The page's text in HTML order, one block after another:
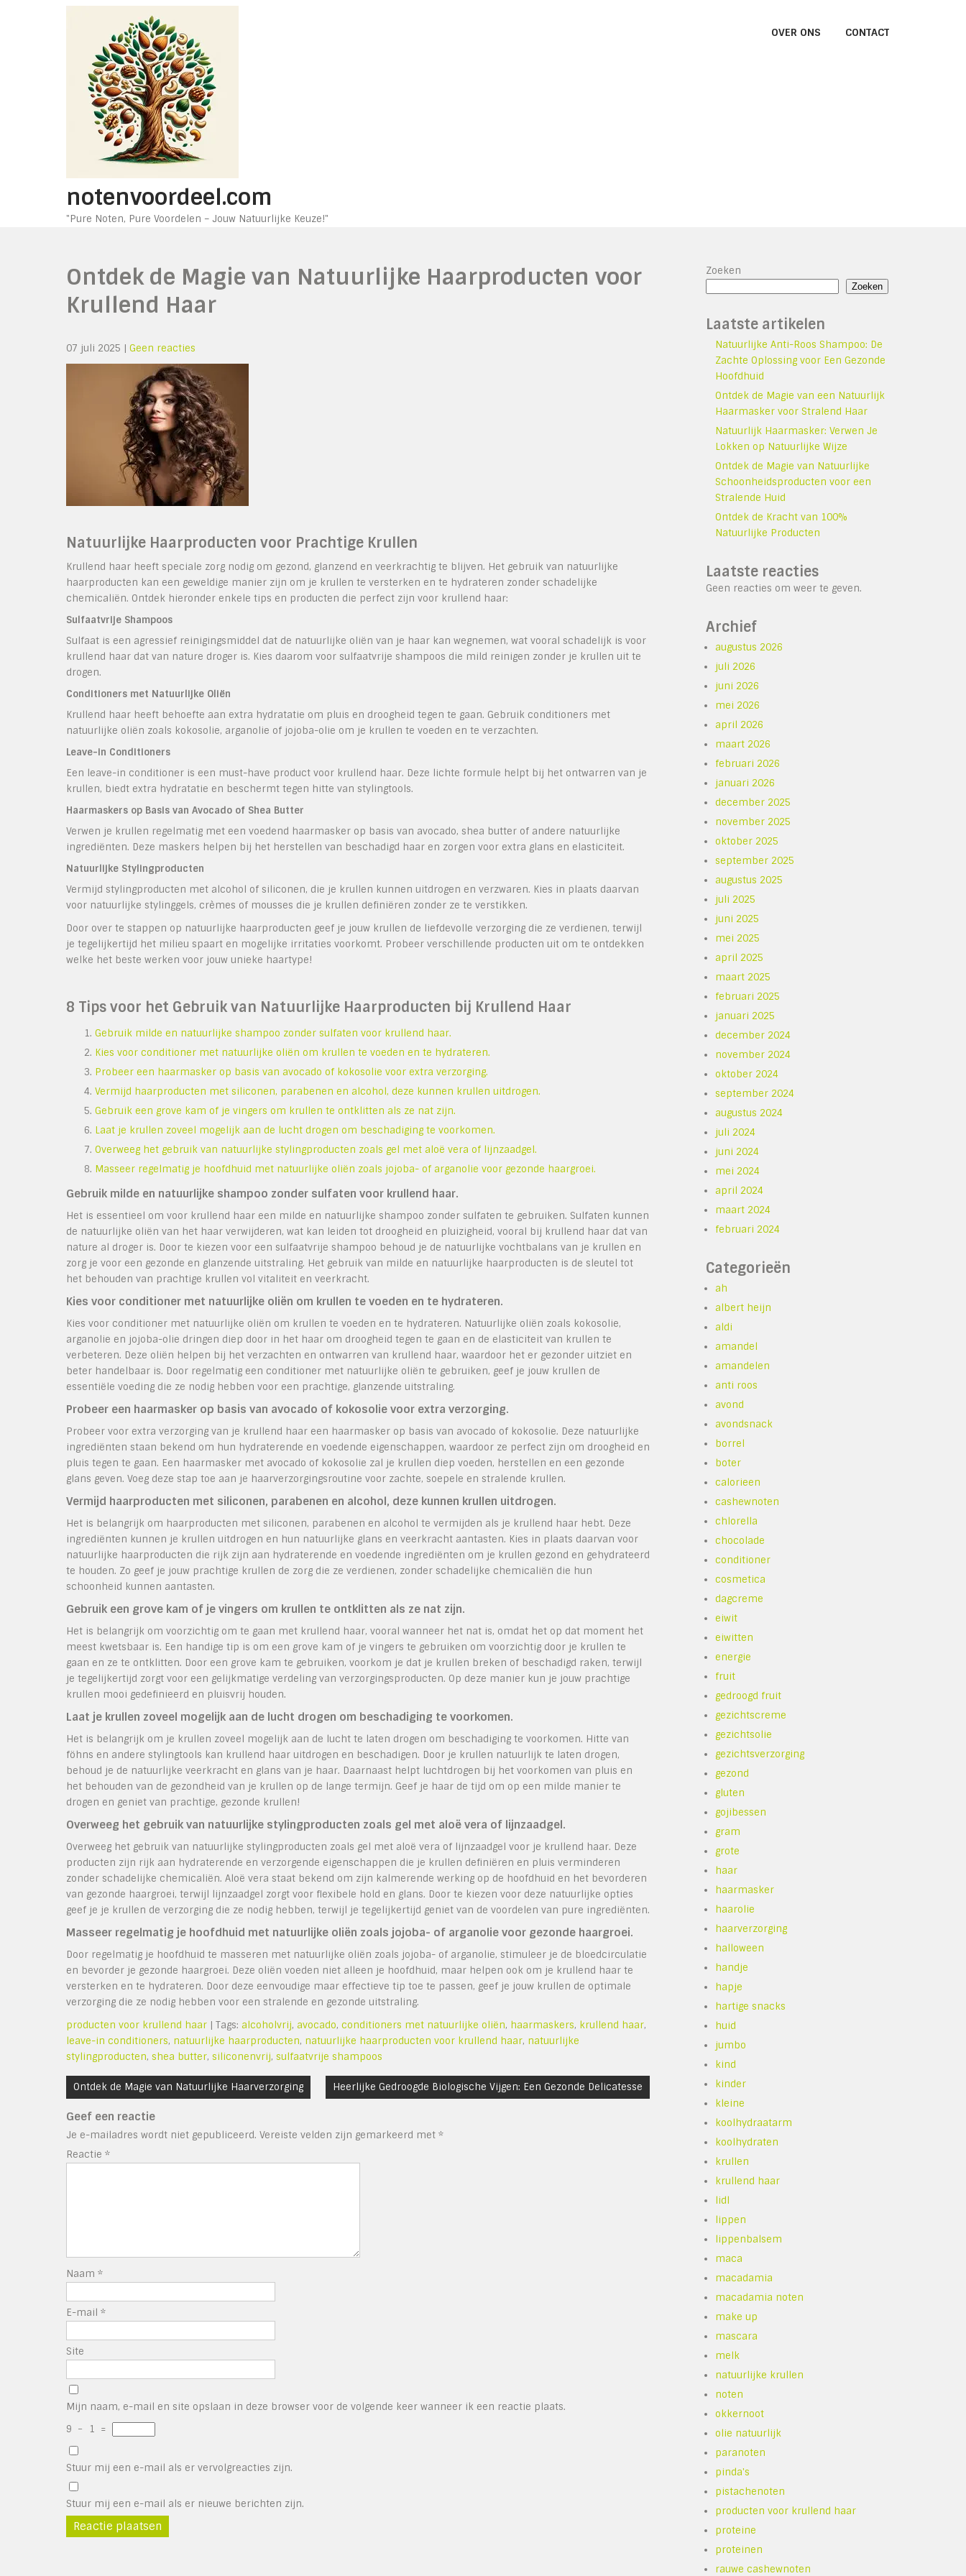
notenvoordeel.com
"Pure Noten, Pure Voordelen – Jouw Natuurlijke Keuze!"
OVER ONS CONTACT
Ontdek de Magie van Natuurlijke Haarproducten voor
Krullend Haar
07 juli 2025 | Geen reacties
Natuurlijke Haarproducten voor Prachtige Krullen
Krullend haar heeft speciale zorg nodig om gezond, glanzend en veerkrachtig te blijven. Het gebruik van natuurlijke
haarproducten kan een geweldige manier zijn om je krullen te versterken en te hydrateren zonder schadelijke
chemicaliën. Ontdek hieronder enkele tips en producten die perfect zijn voor krullend haar:
Sulfaatvrije Shampoos
Sulfaat is een agressief reinigingsmiddel dat de natuurlijke oliën van je haar kan wegnemen, wat vooral schadelijk is voor
krullend haar dat van nature droger is. Kies daarom voor sulfaatvrije shampoos die mild reinigen zonder je krullen uit te
drogen.
Conditioners met Natuurlijke Oliën
Krullend haar heeft behoefte aan extra hydratatie om pluis en droogheid tegen te gaan. Gebruik conditioners met
natuurlijke oliën zoals kokosolie, arganolie of jojoba-olie om je krullen te voeden en te verzachten.
Leave-in Conditioners
Een leave-in conditioner is een must-have product voor krullend haar. Deze lichte formule helpt bij het ontwarren van je
krullen, biedt extra hydratatie en beschermt tegen hitte van stylingtools.
Haarmaskers op Basis van Avocado of Shea Butter
Verwen je krullen regelmatig met een voedend haarmasker op basis van avocado, shea butter of andere natuurlijke
ingrediënten. Deze maskers helpen bij het herstellen van beschadigd haar en zorgen voor extra glans en elasticiteit.
Natuurlijke Stylingproducten
Vermijd stylingproducten met alcohol of siliconen, die je krullen kunnen uitdrogen en verzwaren. Kies in plaats daarvan
voor natuurlijke stylinggels, crèmes of mousses die je krullen definiëren zonder ze te verstikken.
Door over te stappen op natuurlijke haarproducten geef je jouw krullen de liefdevolle verzorging die ze verdienen, terwijl
je tegelijkertijd het milieu spaart en mogelijke irritaties voorkomt. Probeer verschillende producten uit om te ontdekken
welke het beste werken voor jouw unieke haartype!
8 Tips voor het Gebruik van Natuurlijke Haarproducten bij Krullend Haar
Gebruik milde en natuurlijke shampoo zonder sulfaten voor krullend haar.
Kies voor conditioner met natuurlijke oliën om krullen te voeden en te hydrateren.
Probeer een haarmasker op basis van avocado of kokosolie voor extra verzorging.
Vermijd haarproducten met siliconen, parabenen en alcohol, deze kunnen krullen uitdrogen.
Gebruik een grove kam of je vingers om krullen te ontklitten als ze nat zijn.
Laat je krullen zoveel mogelijk aan de lucht drogen om beschadiging te voorkomen.
Overweeg het gebruik van natuurlijke stylingproducten zoals gel met aloë vera of lijnzaadgel.
Masseer regelmatig je hoofdhuid met natuurlijke oliën zoals jojoba- of arganolie voor gezonde haargroei.
Gebruik milde en natuurlijke shampoo zonder sulfaten voor krullend haar.
Het is essentieel om voor krullend haar een milde en natuurlijke shampoo zonder sulfaten te gebruiken. Sulfaten kunnen
de natuurlijke oliën van het haar verwijderen, wat kan leiden tot droogheid en pluizigheid, vooral bij krullend haar dat van
nature al droger is. Door te kiezen voor een sulfaatvrije shampoo behoud je de natuurlijke vochtbalans van je krullen en
zorg je voor een gezonde en glanzende uitstraling. Het gebruik van milde en natuurlijke haarproducten is de sleutel tot
het behouden van prachtige krullen vol vitaliteit en veerkracht.
Kies voor conditioner met natuurlijke oliën om krullen te voeden en te hydrateren.
Kies voor conditioner met natuurlijke oliën om krullen te voeden en te hydrateren. Natuurlijke oliën zoals kokosolie,
arganolie en jojoba-olie dringen diep door in het haar om droogheid tegen te gaan en de elasticiteit van krullen te
verbeteren. Deze oliën helpen bij het verzachten en ontwarren van krullend haar, waardoor het er gezonder uitziet en
beter handelbaar is. Door regelmatig een conditioner met natuurlijke oliën te gebruiken, geef je jouw krullen de
essentiële voeding die ze nodig hebben voor een prachtige, glanzende uitstraling.
Probeer een haarmasker op basis van avocado of kokosolie voor extra verzorging.
Probeer voor extra verzorging van je krullend haar een haarmasker op basis van avocado of kokosolie. Deze natuurlijke
ingrediënten staan bekend om hun hydraterende en voedende eigenschappen, waardoor ze perfect zijn om droogheid en
pluis tegen te gaan. Een haarmasker met avocado of kokosolie zal je krullen diep voeden, herstellen en een gezonde
glans geven. Voeg deze stap toe aan je haarverzorgingsroutine voor zachte, soepele en stralende krullen.
Vermijd haarproducten met siliconen, parabenen en alcohol, deze kunnen krullen uitdrogen.
Het is belangrijk om haarproducten met siliconen, parabenen en alcohol te vermijden als je krullend haar hebt. Deze
ingrediënten kunnen je krullen uitdrogen en hun natuurlijke glans en veerkracht aantasten. Kies in plaats daarvan voor
natuurlijke haarproducten die rijk zijn aan hydraterende en voedende ingrediënten om je krullen gezond en gehydrateerd
te houden. Zo geef je jouw prachtige krullen de zorg die ze verdienen, zonder schadelijke chemicaliën die hun
schoonheid kunnen aantasten.
Gebruik een grove kam of je vingers om krullen te ontklitten als ze nat zijn.
Het is belangrijk om voorzichtig om te gaan met krullend haar, vooral wanneer het nat is, omdat het op dat moment het
meest kwetsbaar is. Een handige tip is om een grove kam of je vingers te gebruiken om voorzichtig door je krullen te
gaan en ze te ontklitten. Door een grove kam te gebruiken, voorkom je dat je krullen breken of beschadigd raken, terwijl
je tegelijkertijd zorgt voor een gelijkmatige verdeling van verzorgingsproducten. Op deze manier kun je jouw prachtige
krullen mooi gedefinieerd en pluisvrij houden.
Laat je krullen zoveel mogelijk aan de lucht drogen om beschadiging te voorkomen.
Het is belangrijk om je krullen zoveel mogelijk aan de lucht te laten drogen om beschadiging te voorkomen. Hitte van
föhns en andere stylingtools kan krullend haar uitdrogen en beschadigen. Door je krullen natuurlijk te laten drogen,
behoud je de natuurlijke veerkracht en glans van je haar. Daarnaast helpt luchtdrogen bij het voorkomen van pluis en
het behouden van de gezondheid van je krullen op de lange termijn. Geef je haar de tijd om op een milde manier te
drogen en geniet van prachtige, gezonde krullen!
Overweeg het gebruik van natuurlijke stylingproducten zoals gel met aloë vera of lijnzaadgel.
Overweeg het gebruik van natuurlijke stylingproducten zoals gel met aloë vera of lijnzaadgel voor je krullend haar. Deze
producten zijn rijk aan hydraterende en verzorgende eigenschappen die je krullen definiëren en pluis verminderen
zonder schadelijke chemicaliën. Aloë vera staat bekend om zijn kalmerende werking op de hoofdhuid en het bevorderen
van gezonde haargroei, terwijl lijnzaadgel zorgt voor flexibele hold en glans. Door te kiezen voor deze natuurlijke opties
geef je je krullen de verzorging die ze nodig hebben, terwijl je tegelijkertijd geniet van de voordelen van pure ingrediënten.
Masseer regelmatig je hoofdhuid met natuurlijke oliën zoals jojoba- of arganolie voor gezonde haargroei.
Door regelmatig je hoofdhuid te masseren met natuurlijke oliën zoals jojoba- of arganolie, stimuleer je de bloedcirculatie
en bevorder je gezonde haargroei. Deze oliën voeden niet alleen je hoofdhuid, maar helpen ook om je krullend haar te
versterken en te hydrateren. Door deze eenvoudige maar effectieve tip toe te passen, geef je jouw krullen de optimale
verzorging die ze nodig hebben voor een stralende en gezonde uitstraling.
producten voor krullend haar | Tags: alcoholvrij, avocado, conditioners met natuurlijke oliën, haarmaskers, krullend haar,
leave-in conditioners, natuurlijke haarproducten, natuurlijke haarproducten voor krullend haar, natuurlijke
stylingproducten, shea butter, siliconenvrij, sulfaatvrije shampoos
Bericht
navigatie
Ontdek de Magie van Natuurlijke Haarverzorging Heerlijke Gedroogde Biologische Vijgen: Een Gezonde Delicatesse
Geef een reactie
Je e-mailadres wordt niet gepubliceerd. Vereiste velden zijn gemarkeerd met *
Reactie *
Naam *
E-mail *
Site
Mijn naam, e-mail en site opslaan in deze browser voor de volgende keer wanneer ik een reactie plaats.
9 − 1 =
Stuur mij een e-mail als er vervolgreacties zijn.
Stuur mij een e-mail als er nieuwe berichten zijn.
Zoeken
Zoeken
Laatste artikelen
Natuurlijke Anti-Roos Shampoo: De
Zachte Oplossing voor Een Gezonde
Hoofdhuid
Ontdek de Magie van een Natuurlijk
Haarmasker voor Stralend Haar
Natuurlijk Haarmasker: Verwen Je
Lokken op Natuurlijke Wijze
Ontdek de Magie van Natuurlijke
Schoonheidsproducten voor een
Stralende Huid
Ontdek de Kracht van 100%
Natuurlijke Producten
Laatste reacties
Geen reacties om weer te geven.
Archief
augustus 2026
juli 2026
juni 2026
mei 2026
april 2026
maart 2026
februari 2026
januari 2026
december 2025
november 2025
oktober 2025
september 2025
augustus 2025
juli 2025
juni 2025
mei 2025
april 2025
maart 2025
februari 2025
januari 2025
december 2024
november 2024
oktober 2024
september 2024
augustus 2024
juli 2024
juni 2024
mei 2024
april 2024
maart 2024
februari 2024
Categorieën
ah
albert heijn
aldi
amandel
amandelen
anti roos
avond
avondsnack
borrel
boter
calorieen
cashewnoten
chlorella
chocolade
conditioner
cosmetica
dagcreme
eiwit
eiwitten
energie
fruit
gedroogd fruit
gezichtscreme
gezichtsolie
gezichtsverzorging
gezond
gluten
gojibessen
gram
grote
haar
haarmasker
haarolie
haarverzorging
halloween
handje
hapje
hartige snacks
huid
jumbo
kind
kinder
kleine
koolhydraatarm
koolhydraten
krullen
krullend haar
lidl
lippen
lippenbalsem
maca
macadamia
macadamia noten
make up
mascara
melk
natuurlijke krullen
noten
okkernoot
olie natuurlijk
paranoten
pinda's
pistachenoten
producten voor krullend haar
proteine
proteinen
rauwe cashewnoten